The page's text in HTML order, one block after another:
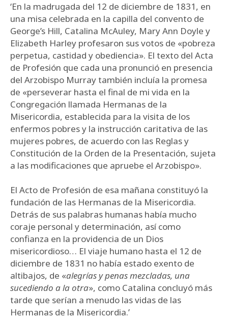
‘En la madrugada del 12 de diciembre de 1831, en
una misa celebrada en la capilla del convento de
George’s Hill, Catalina McAuley, Mary Ann Doyle y
Elizabeth Harley profesaron sus votos de «pobreza
perpetua, castidad y obediencia». El texto del Acta
de Profesión que cada una pronunció en presencia
del Arzobispo Murray también incluía la promesa
de «perseverar hasta el final de mi vida en la
Congregación llamada Hermanas de la
Misericordia, establecida para la visita de los
enfermos pobres y la instrucción caritativa de las
mujeres pobres, de acuerdo con las Reglas y
Constitución de la Orden de la Presentación, sujeta
a las modificaciones que apruebe el Arzobispo».
El Acto de Profesión de esa mañana constituyó la
fundación de las Hermanas de la Misericordia.
Detrás de sus palabras humanas había mucho
coraje personal y determinación, así como
confianza en la providencia de un Dios
misericordioso… El viaje humano hasta el 12 de
diciembre de 1831 no había estado exento de
altibajos, de «alegrías y penas mezcladas, una
sucediendo a la otra», como Catalina concluyó más
tarde que serían a menudo las vidas de las
Hermanas de la Misericordia.’